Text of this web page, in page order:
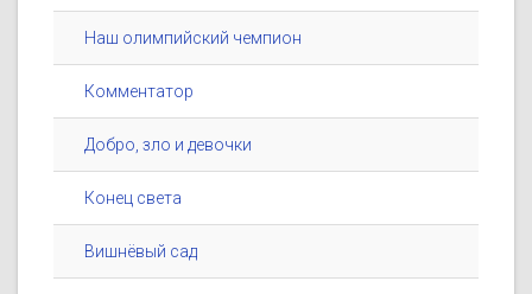
Наш олимпийский чемпион
Комментатор
Добро, зло и девочки
Конец света
Вишнёвый сад